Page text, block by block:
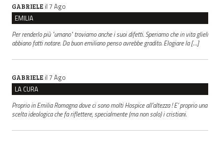
GABRIELE il 7 Ago
EMILIA
Per renderlo più "umano" troviamo anche i suoi difetti. Speriamo che in vita glieli
abbiano fatti notare. Da buon emiliano penso avrebbe gradito. Elogiare la […]
GABRIELE il 7 Ago
LA CURA
Proprio in Emilia Romagna dove ci sono molti Hospice all’altezza ! E’ proprio una
scelta ideologica che fa riflettere, specialmente (ma non solo) i cristiani.